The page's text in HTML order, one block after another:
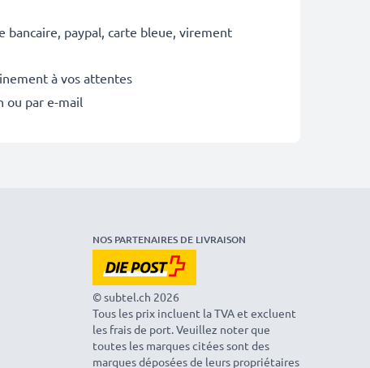
paypal, carte bleue, virement
à vos attentes
ou par e-mail
NOS PARTENAIRES DE LIVRAISON
© subtel.ch 2026
Tous les prix incluent la TVA et excluent
les frais de port. Veuillez noter que
toutes les marques citées sont des
marques déposées de leurs propriétaires